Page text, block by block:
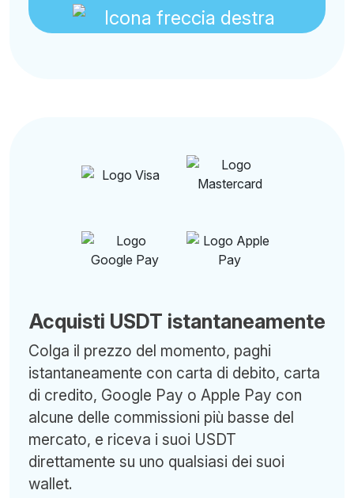
Acquisti USDT istantaneamente
Colga il prezzo del momento, paghi
istantaneamente con carta di debito, carta
di credito, Google Pay o Apple Pay con
alcune delle commissioni più basse del
mercato, e riceva i suoi USDT
direttamente su uno qualsiasi dei suoi
wallet.